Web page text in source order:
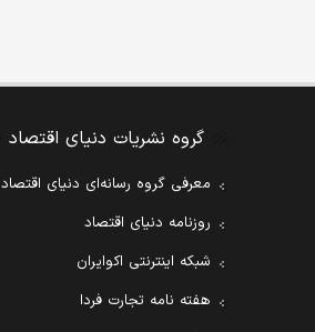
گروه نشریات دنیای اقتصاد
معرفی گروه رسانه‌ای دنیای اقتصاد
روزنامه دنیای اقتصاد
شبکه اینترنتی اکوایران
هفته نامه تجارت فردا